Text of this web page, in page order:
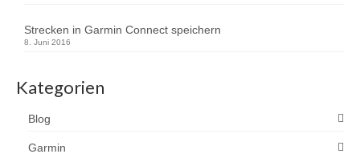
Strecken in Garmin Connect speichern
8. Juni 2016
Kategorien
Blog
Garmin